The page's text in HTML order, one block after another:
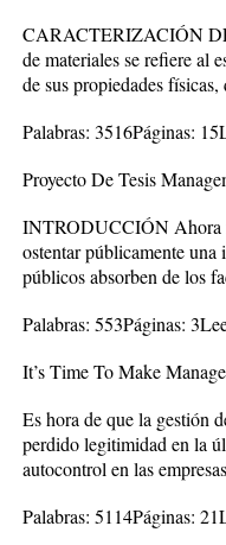
CARACTERIZACIÓN
de materiales se refiere al
de sus propiedades
Palabras: 3516Páginas:
Proyecto De Tesis
INTRODUCCIÓN Ahora
ostentar públicamente una
públicos absorben de los
Palabras: 553Páginas:
It’s Time To Make
Es hora de que la gestión
perdido legitimidad en la
autocontrol en las
Palabras: 5114Páginas: